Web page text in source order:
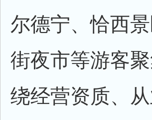
尔德宁、恰西
街夜市等游客
绕经营资质、